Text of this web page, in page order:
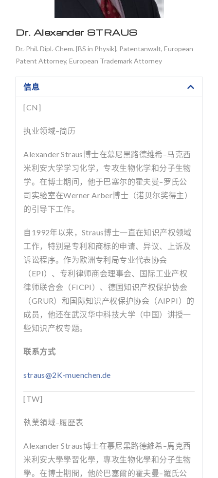
Dr. Alexander STRAUS
Dr.-Phil. Dipl.-Chem. [BS in Physik], Patentanwalt, European
Patent Attorney, European Trademark Attorney
信息
[CN]
执业领域–简历
Alexander Straus博士在慕尼黑路德维希–马克西
米利安大学学习化学，专攻生物化学和分子生物
学。在博士期间，他于巴塞尔的霍夫曼–罗氏公
司实验室在Werner Arber博士（诺贝尔奖得主）
的引导下工作。
自 1992年以来，Straus博士一直在知识产权领域
工作，特别是专利和商标的申请、异议、上诉及
诉讼程序。作为欧洲专利局专业代表协会
（EPI）、专利律师商会理事会、国际工业产权
律师联合会（FICPI ）、德国知识产权保护协会
（GRUR）和国际知识产权保护协会（AIPPI ）的
成员，他还在武汉华中科技大学（中国）讲授一
些知识产权专题。
联系方式
straus@2K-muenchen.de
[TW]
執業領域–履歷表
Alexander Straus博士在慕尼黑路德維希–馬克西
米利安大學學習化學，專攻生物化學和分子生物
學。在博士期間，他於巴塞爾的霍夫曼–羅氏公